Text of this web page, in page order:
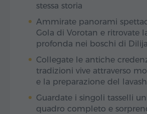
stessa storia
Ammirate panorami
Gola di Vorotan e ritrovate
profonda nei boschi di
Collegate le antiche
tradizioni vive attraverso
e la preparazione del lavash
Guardate i singoli tasselli
quadro completo e